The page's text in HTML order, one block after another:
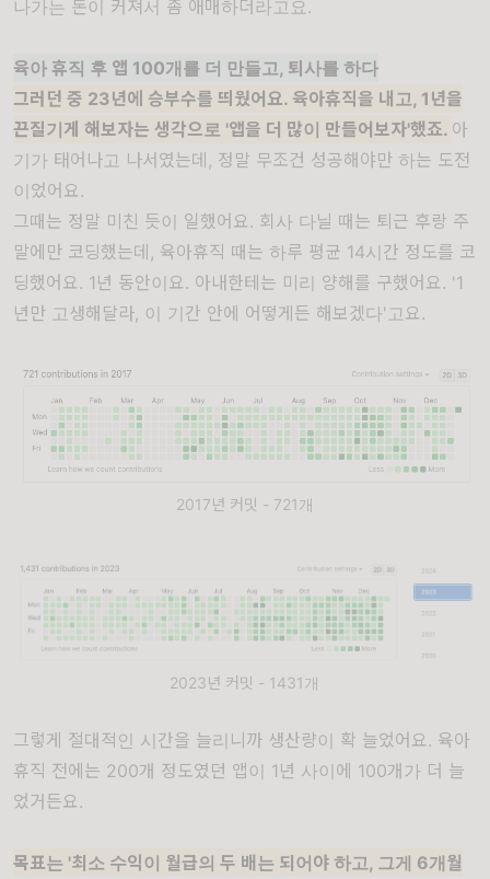
나가는 돈이 커져서 좀 애매하더라고요.
육아 휴직 후 앱 100개를 더 만들고, 퇴사를 하다
그러던 중 23년에 승부수를 띄웠어요. 육아휴직을 내고, 1년을
끈질기게 해보자는 생각으로 '앱을 더 많이 만들어보자'했죠. 아
기가 태어나고 나서였는데, 정말 무조건 성공해야만 하는 도전
이었어요.
그때는 정말 미친 듯이 일했어요. 회사 다닐 때는 퇴근 후랑 주
말에만 코딩했는데, 육아휴직 때는 하루 평균 14시간 정도를 코
딩했어요. 1년 동안이요. 아내한테는 미리 양해를 구했어요. '1
년만 고생해달라, 이 기간 안에 어떻게든 해보겠다'고요.
2017년 커밋 - 721개
2023년 커밋 - 1431개
그렇게 절대적인 시간을 늘리니까 생산량이 확 늘었어요. 육아
휴직 전에는 200개 정도였던 앱이 1년 사이에 100개가 더 늘
었거든요.
목표는 '최소 수익이 월급의 두 배는 되어야 하고, 그게 6개월